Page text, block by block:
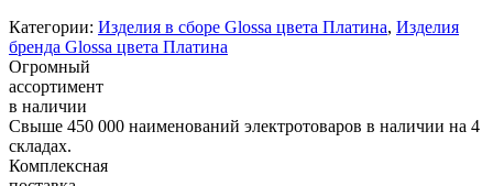
Категории: Изделия в сборе Glossa цвета Платина, Изделия
бренда Glossa цвета Платина
Огромный
ассортимент
в наличии
Свыше 450 000 наименований электротоваров в наличии на 4
складах.
Комплексная